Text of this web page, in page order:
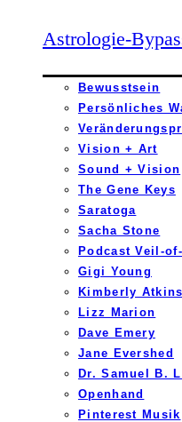
Astrologie-
Bewusstsein
Persönliches
Vision + Art
Sound + Vision
The Gene Keys
Saratoga
Sacha Stone
Podcast Veil-
Gigi Young
Kimberly
Lizz Marion
Dave Emery
Jane Evershed
Dr. Samuel B.
Openhand
Pinterest Musik